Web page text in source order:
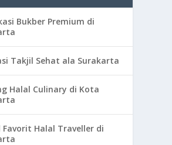
Bukber Premium di
Takjil Sehat ala Surakarta
Halal Culinary di Kota
Favorit Halal Traveller di